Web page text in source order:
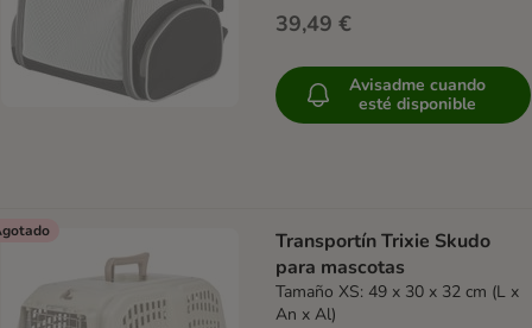
39,49 €
Avisadme cuando
esté disponible
Transportín Trixie Skudo
para mascotas
Tamaño XS: 49 x 30 x 32 cm (L x
An x Al)